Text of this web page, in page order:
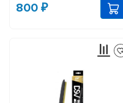
800 ₽